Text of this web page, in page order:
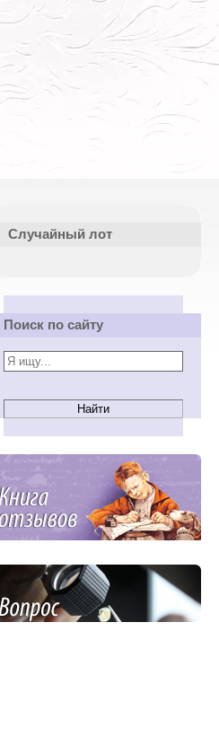
Случайный лот
Поиск по сайту